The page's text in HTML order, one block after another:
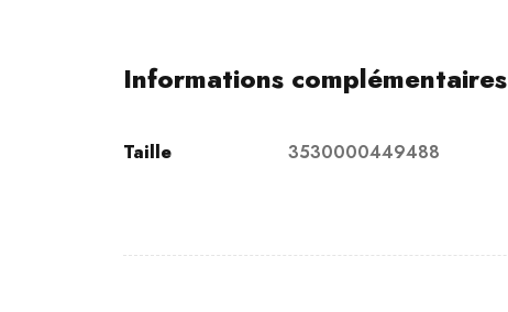
Informations complémentaires
Taille 3530000449488